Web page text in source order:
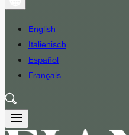
English
Italienisch
Español
Français